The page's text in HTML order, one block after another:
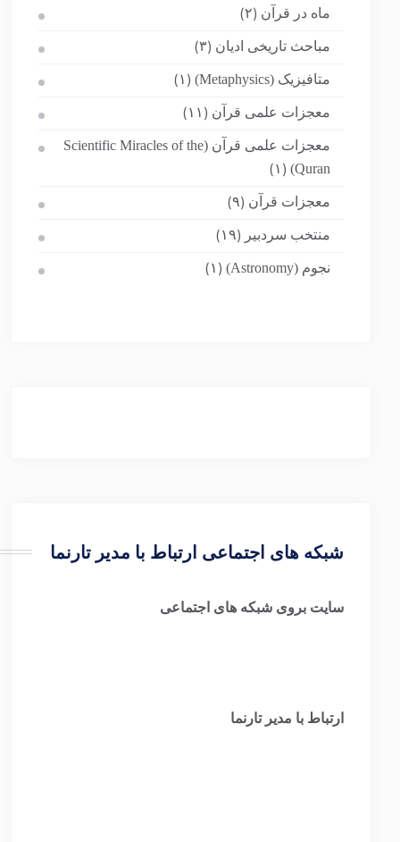
ماه در قرآن (۲)
مباحث تاریخی ادیان (۳)
متافیزیک (Metaphysics) (۱)
معجزات علمی قرآن (۱۱)
معجزات علمی قرآن (Scientific Miracles of the
Quran)
(۱)
معجزات قرآن (۹)
منتخب سردبیر (۱۹)
نجوم (Astronomy) (۱)
شبکه های اجتماعی ارتباط با مدیر تارنما
سایت بروی شبکه های اجتماعی
ارتباط با مدیر تارنما